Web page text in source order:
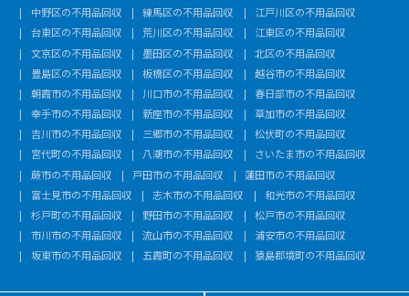
中野区の不用品回収
練馬区の不用品回収
江戸川区の不用品回収
台東区の不用品回収
荒川区の不用品回収
江東区の不用品回収
文京区の不用品回収
墨田区の不用品回収
北区の不用品回収
豊島区の不用品回収
板橋区の不用品回収
越谷市の不用品回収
朝霞市の不用品回収
川口市の不用品回収
春日部市の不用品回収
幸手市の不用品回収
新座市の不用品回収
草加市の不用品回収
吉川市の不用品回収
三郷市の不用品回収
松伏町の不用品回収
宮代町の不用品回収
八潮市の不用品回収
さいたま市の不用品回収
蕨市の不用品回収
戸田市の不用品回収
蓮田市の不用品回収
富士見市の不用品回収
志木市の不用品回収
和光市の不用品回収
杉戸町の不用品回収
野田市の不用品回収
松戸市の不用品回収
市川市の不用品回収
流山市の不用品回収
浦安市の不用品回収
坂東市の不用品回収
五霞町の不用品回収 猿島郡境町の不用品回収